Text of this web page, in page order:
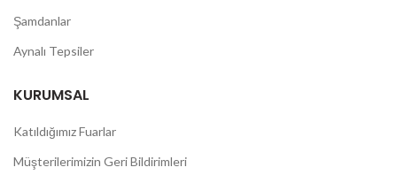
Şamdanlar
Aynalı Tepsiler
KURUMSAL
Katıldığımız Fuarlar
Müşterilerimizin Geri Bildirimleri